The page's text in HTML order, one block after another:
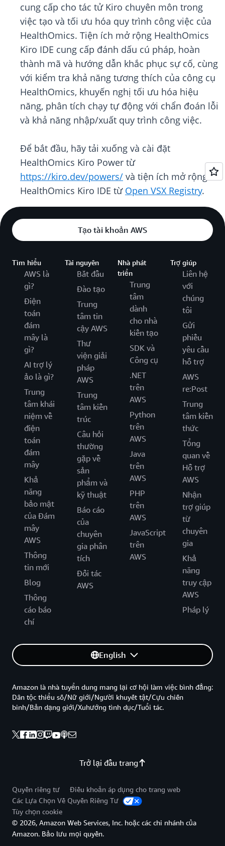
cung cấp cho tác tử Kiro chuyên môn trong
việc tạo và tối ưu hóa quy trình công việc của
HealthOmics. Tiện ích mở rộng HealthOmics
Kiro IDE cung cấp đánh dấu cú pháp, hoàn
thành mã và hướng dẫn khắc phục sự cố, cùng
với kiểm tra khả năng tương thích của công cụ
HealthOmics, khuyến nghị tối ưu hóa hiệu
năng, phân tích chạy tự động với chẩn đoán lỗi
và khả năng nhập/xuất quy trình công việc.
Để bắt đầu, hãy tải xuống và cài đặt
HealthOmics Kiro Power từ
https://kiro.dev/powers/ và tiện ích mở rộng
HealthOmics Kiro IDE từ Open VSX Registry.
Tạo tài khoản AWS
Tìm hiểu
AWS là
gì?
Điện
toán
đám
mây là
gì?
AI trợ lý
ảo là gì?
Trung
tâm khái
niệm về
điện
toán
đám
mây
Khả
năng
bảo mật
của Đám
mây
AWS
Thông
tin mới
Blog
Thông
cáo báo
chí
Tài nguyên
Bắt đầu
Đào tạo
Trung
tâm tin
cậy AWS
Thư
viện giải
pháp
AWS
Trung
tâm kiến
trúc
Câu hỏi
thường
gặp về
sản
phẩm và
kỹ thuật
Báo cáo
của
chuyên
gia phân
tích
Đối tác
AWS
Nhà phát
triển
Trung
tâm
dành
cho nhà
kiến tạo
SDK và
Công cụ
.NET
trên
AWS
Python
trên
AWS
Java
trên
AWS
PHP
trên
AWS
JavaScript
trên
AWS
Trợ giúp
Liên hệ
với
chúng
tôi
Gửi
phiếu
yêu cầu
hỗ trợ
AWS
re:Post
Trung
tâm kiến
thức
Tổng
quan về
Hỗ trợ
AWS
Nhận
trợ giúp
từ
chuyên
gia
Khả
năng
truy cập
AWS
Pháp lý
English
Trở lại đầu trang
Amazon là nhà tuyển dung mang lại cơ hội làm việc bình đẳng:
Dân tộc thiểu số/Nữ giới/Người khuyết tật/Cựu chiến
binh/Bản dạng giới/Xuhướng tình dục/Tuổi tác.
Quyền riêng tư
Điều khoản áp dụng cho trang web
Các Lựa Chọn Về Quyền Riêng Tư
Tùy chọn cookie
© 2026, Amazon Web Services, Inc. hoặc các chi nhánh của
Amazon. Bảo lưu mọi quyền.